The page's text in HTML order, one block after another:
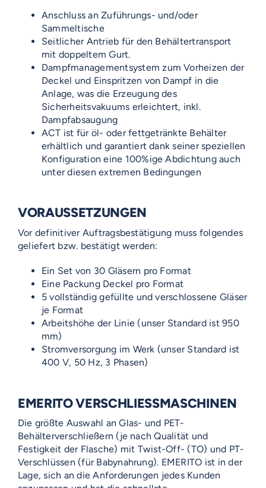
Anschluss an Zuführungs- und/oder
Sammeltische
Seitlicher Antrieb für den Behältertransport
mit doppeltem Gurt.
Dampfmanagementsystem zum Vorheizen der
Deckel und Einspritzen von Dampf in die
Anlage, was die Erzeugung des
Sicherheitsvakuums erleichtert, inkl.
Dampfabsaugung
ACT ist für öl- oder fettgetränkte Behälter
erhältlich und garantiert dank seiner speziellen
Konfiguration eine 100%ige Abdichtung auch
unter diesen extremen Bedingungen
VORAUSSETZUNGEN
Vor definitiver Auftragsbestätigung muss folgendes
geliefert bzw. bestätigt werden:
Ein Set von 30 Gläsern pro Format
Eine Packung Deckel pro Format
5 vollständig gefüllte und verschlossene Gläser
je Format
Arbeitshöhe der Linie (unser Standard ist 950
mm)
Stromversorgung im Werk (unser Standard ist
400 V, 50 Hz, 3 Phasen)
EMERITO VERSCHLIESSMASCHINEN
Die größte Auswahl an Glas- und PET-
Behälterverschließern (je nach Qualität und
Festigkeit der Flasche) mit Twist-Off- (TO) und PT-
Verschlüssen (für Babynahrung). EMERITO ist in der
Lage, sich an die Anforderungen jedes Kunden